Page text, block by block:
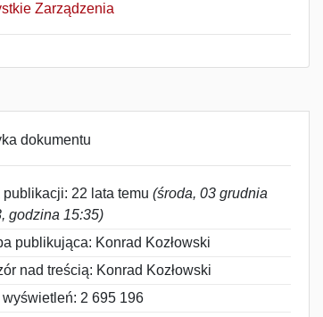
Zarządzenia
dokumentu
publikacji: 22 lata temu (środa, 03 grudnia
godzina 15:35)
publikująca: Konrad Kozłowski
nad treścią: Konrad Kozłowski
wyświetleń: 2 695 196